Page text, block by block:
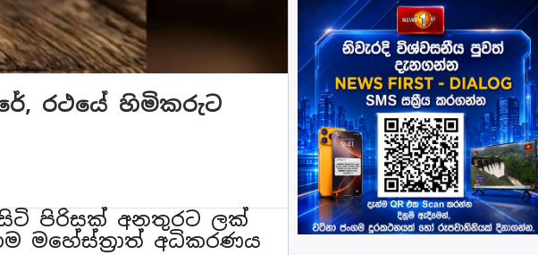
රථයේ හිමිකරුට
සිටි පිරිසක් අනතුරට ලක්
මහේස්ත්‍රාත් අධිකරණය